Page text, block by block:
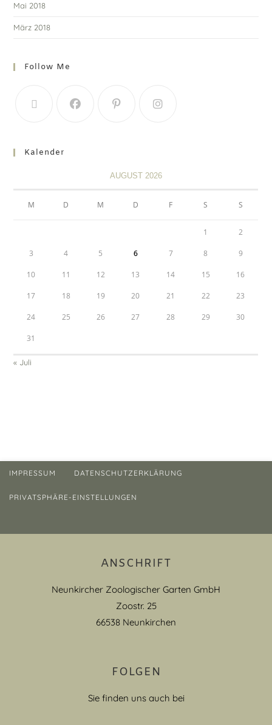
Mai 2018
März 2018
Follow Me
Kalender
AUGUST 2026
M D M D F S S
1 2
3 4 5 6 7 8 9
10 11 12 13 14 15 16
17 18 19 20 21 22 23
24 25 26 27 28 29 30
31
« Juli
IMPRESSUM DATENSCHUTZERKLÄRUNG
PRIVATSPHÄRE-EINSTELLUNGEN
ANSCHRIFT
Neunkircher Zoologischer Garten GmbH
Zoostr. 25
66538 Neunkirchen
FOLGEN
Sie finden uns auch bei